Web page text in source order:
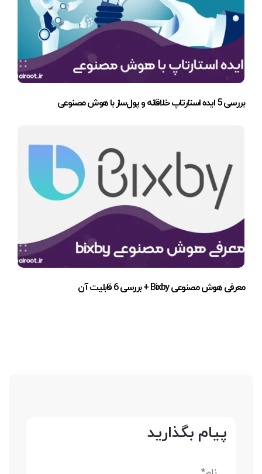
بررسی 5 ایده استارتاپ خلاقانه و پول‌ساز با هوش مصنوعی
معرفی هوش مصنوعی Bixby + بررسی 6 قابلیت آن
پیام بگذارید